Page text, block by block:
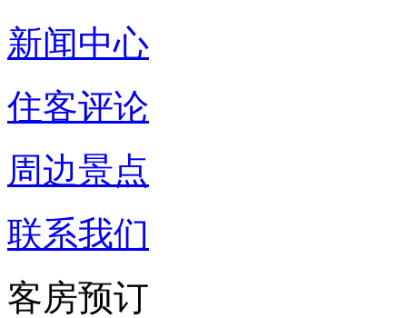
新闻中心
住客评论
周边景点
联系我们
客房预订